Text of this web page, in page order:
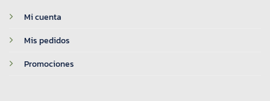
Mi cuenta
Mis pedidos
Promociones